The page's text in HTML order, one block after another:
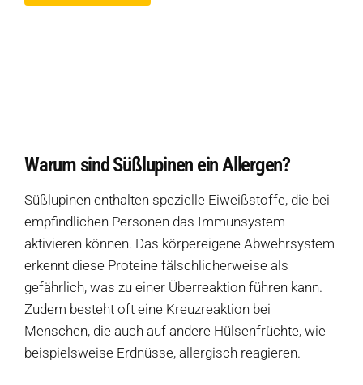
Warum sind Süßlupinen ein Allergen?
Süßlupinen enthalten spezielle Eiweißstoffe, die bei
empfindlichen Personen das Immunsystem
aktivieren können. Das körpereigene Abwehrsystem
erkennt diese Proteine ​​fälschlicherweise als
gefährlich, was zu einer Überreaktion führen kann.
Zudem besteht oft eine Kreuzreaktion bei
Menschen, die auch auf andere Hülsenfrüchte, wie
beispielsweise Erdnüsse, allergisch reagieren.
Welche Produkte sollte ich meiden, wenn ich keine Süßlupinen vertrage?
Wie werden Süßlupinen in Zutatenlisten noch bezeichnet?
Welche allergiefreien Alternativen ersetzen Süßlupinen?
Quellen
Weitere Ressourcen